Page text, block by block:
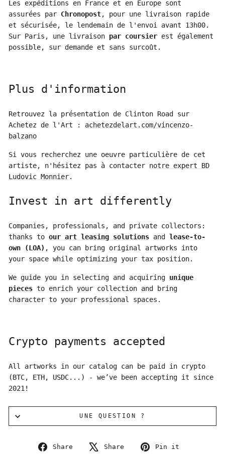
Les expéditions en France et en Europe sont
assurées par Chronopost, pour une livraison rapide
et sécurisée, le lendemain de l'envoi avant 13h00.
Sur Paris, une livraison par coursier est également
possible, sur demande et sans surcoût.
Plus d'information
Retrouvez la présentation de Clinton Road sur
Achetez de l'Art : achetezdelart.com/vincenzo-
balzano
Si vous recherchez une oeuvre particulière de cet
artiste, n'hésitez pas à contacter notre expert BD
Ludovic Monnier.
Invest in art differently
Companies, professionals, and private collectors:
thanks to our art leasing solutions and lease-to-
own (LOA) , you can bring original artworks into
your space while optimizing your tax position.
We guide you in selecting and acquiring unique
pieces to enrich your collection and bring
character to your professional spaces.
Crypto payments accepted
All artworks in our catalog can be paid in crypto
(BTC, ETH, USDC...) - we’ve been accepting it since
2021!
UNE QUESTION ?
Share
Share
Share
Tweet
Pin it